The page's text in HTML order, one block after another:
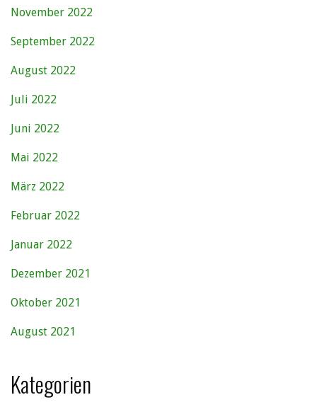
November 2022
September 2022
August 2022
Juli 2022
Juni 2022
Mai 2022
März 2022
Februar 2022
Januar 2022
Dezember 2021
Oktober 2021
August 2021
Kategorien